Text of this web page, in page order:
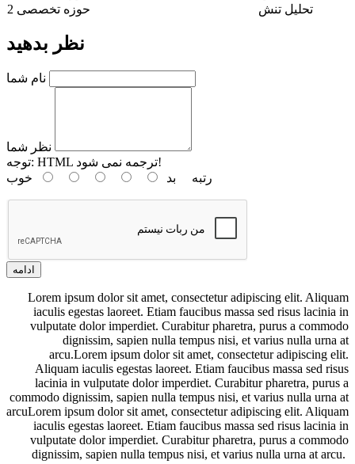
حوزه تخصصی 2
تحلیل تنش
نظر بدهید
نام شما
نظر شما
توجه:
HTML ترجمه نمی شود!
رتبه بد خوب
ادامه
Lorem ipsum dolor sit amet, consectetur adipiscing elit. Aliquam
iaculis egestas laoreet. Etiam faucibus massa sed risus lacinia in
vulputate dolor imperdiet. Curabitur pharetra, purus a commodo
dignissim, sapien nulla tempus nisi, et varius nulla urna at
arcu.Lorem ipsum dolor sit amet, consectetur adipiscing elit.
Aliquam iaculis egestas laoreet. Etiam faucibus massa sed risus
lacinia in vulputate dolor imperdiet. Curabitur pharetra, purus a
commodo dignissim, sapien nulla tempus nisi, et varius nulla urna at
arcuLorem ipsum dolor sit amet, consectetur adipiscing elit. Aliquam
iaculis egestas laoreet. Etiam faucibus massa sed risus lacinia in
vulputate dolor imperdiet. Curabitur pharetra, purus a commodo
dignissim, sapien nulla tempus nisi, et varius nulla urna at arcu.